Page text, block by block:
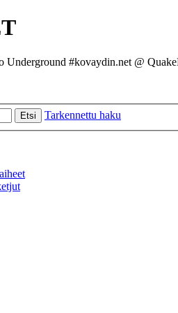
Underground #kovaydin.net @
Etsi Tarkennettu haku